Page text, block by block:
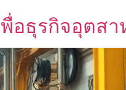
พื่อธุรกิจอุตสา